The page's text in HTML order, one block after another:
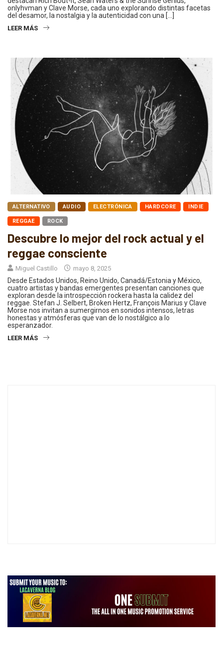
onlyhvman y Clave Morse, cada uno explorando distintas facetas
del desamor, la nostalgia y la autenticidad con una […]
LEER MÁS
ALTERNATIVO AUDIO ELECTRÓNICA HARDCORE INDIE
REGGAE ROCK
Descubre lo mejor del rock actual y el
reggae consciente
Miguel Castillo mayo 8, 2025
Desde Estados Unidos, Reino Unido, Canadá/Estonia y México,
cuatro artistas y bandas emergentes presentan canciones que
exploran desde la introspección rockera hasta la calidez del
reggae. Stefan J. Selbert, Broken Hertz, François Marius y Clave
Morse nos invitan a sumergirnos en sonidos intensos, letras
honestas y atmósferas que van de lo nostálgico a lo
esperanzador.
LEER MÁS